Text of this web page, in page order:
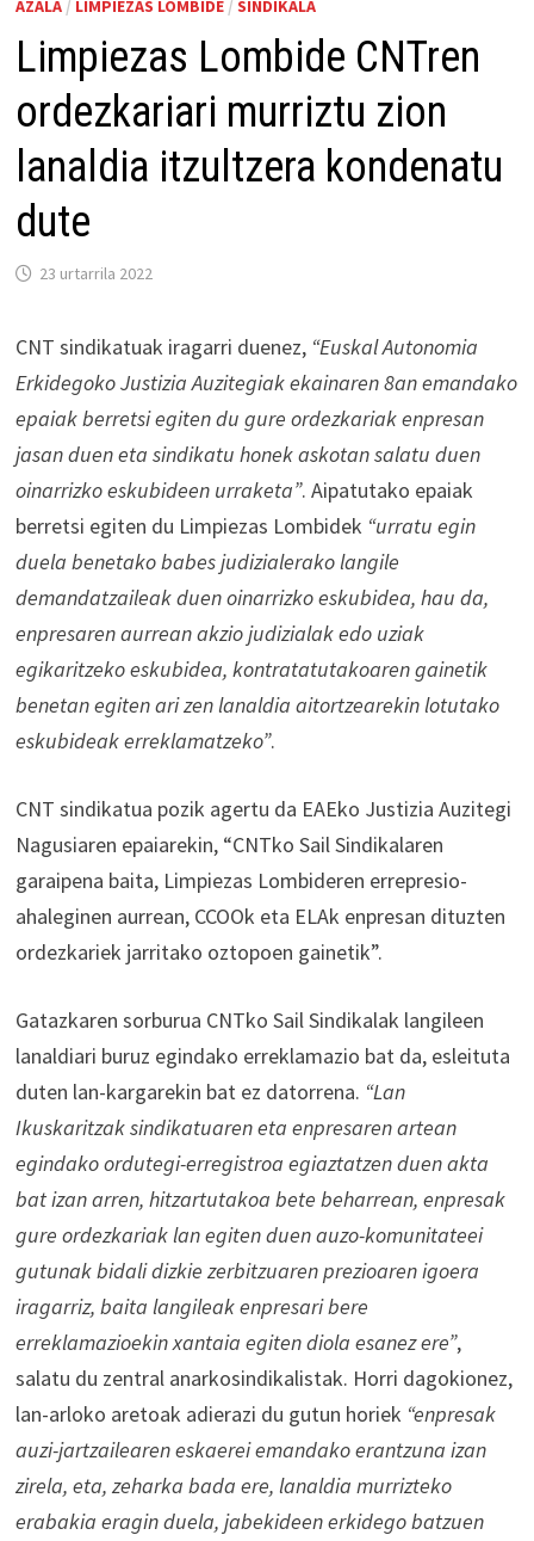
AZALA/ LIMPIEZAS LOMBIDE/ SINDIKALA
Limpiezas Lombide CNTren
ordezkariari murriztu zion
lanaldia itzultzera kondenatu
dute
23 urtarrila 2022
CNT sindikatuak iragarri duenez, “Euskal Autonomia
Erkidegoko Justizia Auzitegiak ekainaren 8an emandako
epaiak berretsi egiten du gure ordezkariak enpresan
jasan duen eta sindikatu honek askotan salatu duen
oinarrizko eskubideen urraketa”. Aipatutako epaiak
berretsi egiten du Limpiezas Lombidek “urratu egin
duela benetako babes judizialerako langile
demandatzaileak duen oinarrizko eskubidea, hau da,
enpresaren aurrean akzio judizialak edo uziak
egikaritzeko eskubidea, kontratatutakoaren gainetik
benetan egiten ari zen lanaldia aitortzearekin lotutako
eskubideak erreklamatzeko”.
CNT sindikatua pozik agertu da EAEko Justizia Auzitegi
Nagusiaren epaiarekin, “CNTko Sail Sindikalaren
garaipena baita, Limpiezas Lombideren errepresio-
ahaleginen aurrean, CCOOk eta ELAk enpresan dituzten
ordezkariek jarritako oztopoen gainetik”.
Gatazkaren sorburua CNTko Sail Sindikalak langileen
lanaldiari buruz egindako erreklamazio bat da, esleituta
duten lan-kargarekin bat ez datorrena. “Lan
Ikuskaritzak sindikatuaren eta enpresaren artean
egindako ordutegi-erregistroa egiaztatzen duen akta
bat izan arren, hitzartutakoa bete beharrean, enpresak
gure ordezkariak lan egiten duen auzo-komunitateei
gutunak bidali dizkie zerbitzuaren prezioaren igoera
iragarriz, baita langileak enpresari bere
erreklamazioekin xantaia egiten diola esanez ere”,
salatu du zentral anarkosindikalistak. Horri dagokionez,
lan-arloko aretoak adierazi du gutun horiek “enpresak
auzi-jartzailearen eskaerei emandako erantzuna izan
zirela, eta, zeharka bada ere, lanaldia murrizteko
erabakia eragin duela, jabekideen erkidego batzuen